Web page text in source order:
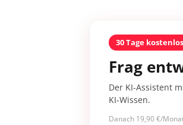
30 Tage kostenlos
Frag
Der KI-Assistent
KI-Wissen.
Danach 19,90 €/